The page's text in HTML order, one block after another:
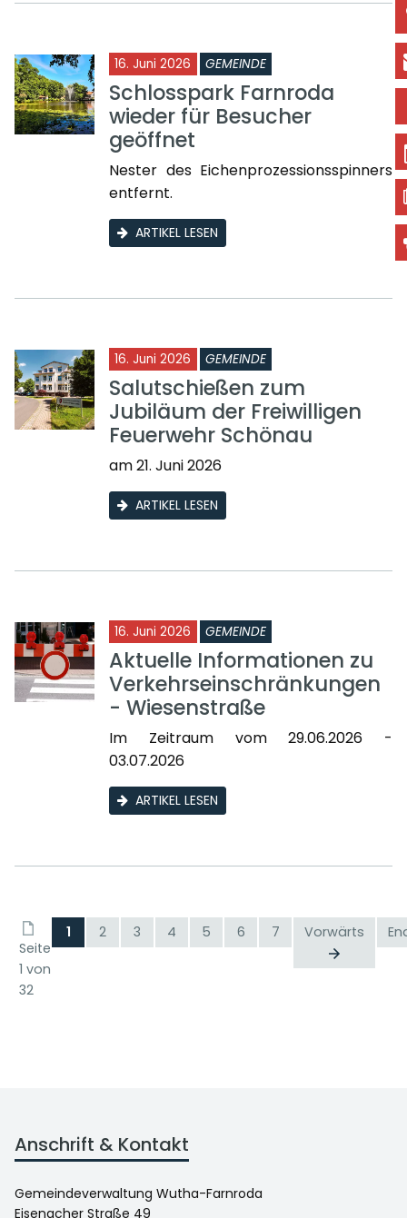
16. Juni 2026 GEMEINDE
Schlosspark Farnroda
wieder für Besucher
geöffnet
Nester des Eichenprozessionsspinners
entfernt.
ARTIKEL LESEN
16. Juni 2026 GEMEINDE
Salutschießen zum
Jubiläum der Freiwilligen
Feuerwehr Schönau
am 21. Juni 2026
ARTIKEL LESEN
16. Juni 2026 GEMEINDE
Aktuelle Informationen zu
Verkehrseinschränkungen
- Wiesenstraße
Im Zeitraum vom 29.06.2026 -
03.07.2026
ARTIKEL LESEN
Seite
1 von
32
1 2 3 4 5 6 7 Vorwärts
Anschrift & Kontakt
Gemeindeverwaltung Wutha-Farnroda
Eisenacher Straße 49